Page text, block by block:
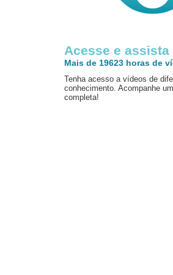
Acesse e assista
Mais de 19623 horas de
Tenha acesso a vídeos de
conhecimento. Acompanhe
completa!